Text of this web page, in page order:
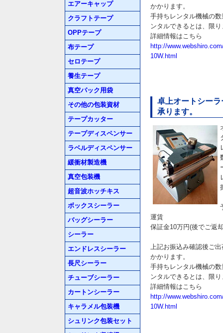
エアーキャップ
クラフトテープ
OPPテープ
布テープ
セロテープ
養生テープ
真空パック用袋
その他の包装資材
テープカッター
テープディスペンサー
ラベルディスペンサー
緩衝材製造機
真空包装機
超音波ホッチキス
ボックスシーラー
バッグシーラー
シーラー
エンドレスシーラー
長尺シーラー
チューブシーラー
カートンシーラー
キャラメル包装機
シュリンク包装セット
かかります。
手持ちレンタル機械の
ンタルできるとは、限
詳細情報はこちら
http://
10W.html
卓上オートシー
承ります。
運賃
保証金10万円(後でご返
上記お振込み確認後ご
かかります。
手持ちレンタル機械の
ンタルできるとは、限
詳細情報はこちら
http://
10W.html